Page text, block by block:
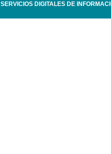
SERVICIOS DIGITALES DE